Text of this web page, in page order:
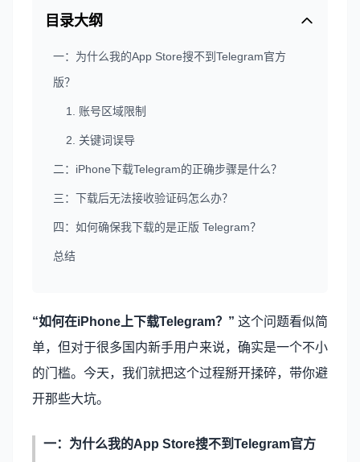
目录大纲
一：为什么我的App Store搜不到Telegram官方
版？
1. 账号区域限制
2. 关键词误导
二：iPhone下载Telegram的正确步骤是什么？
三：下载后无法接收验证码怎么办？
四：如何确保我下载的是正版 Telegram？
总结
“如何在iPhone上下载Telegram？” 这个问题看似简
单，但对于很多国内新手用户来说，确实是一个不小
的门槛。今天，我们就把这个过程掰开揉碎，带你避
开那些大坑。
一：为什么我的App Store搜不到 Telegram官方